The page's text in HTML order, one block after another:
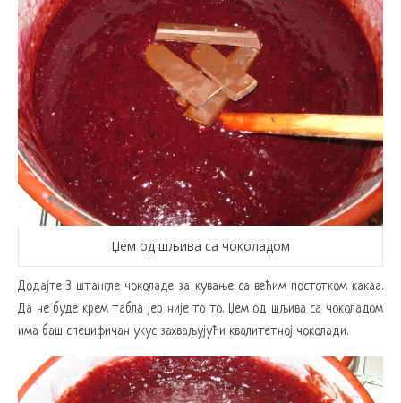
Џем од шљива са чоколадом
Додајте 3 штангле чоколаде за кување са већим постотком какаа.
Да не буде крем табла јер није то то. Џем од шљива са чоколадом
има баш специфичан укус захваљујући квалитетној чоколади.